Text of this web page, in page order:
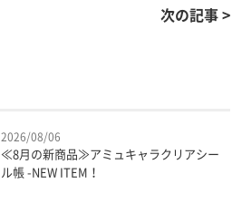
次の記事 >
2026/08/06
≪8月の新商品≫アミュキャラクリアシー
ル帳 -NEW ITEM！